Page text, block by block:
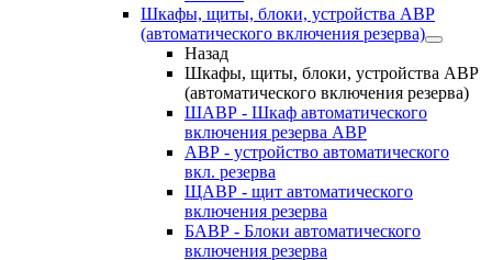
Шкафы, щиты, блоки, устройства АВР
(автоматического включения резерва)
Назад
Шкафы, щиты, блоки, устройства АВР
(автоматического включения резерва)
ШАВР - Шкаф автоматического
включения резерва АВР
АВР - устройство автоматического
вкл. резерва
ЩАВР - щит автоматического
включения резерва
БАВР - Блоки автоматического
включения резерва